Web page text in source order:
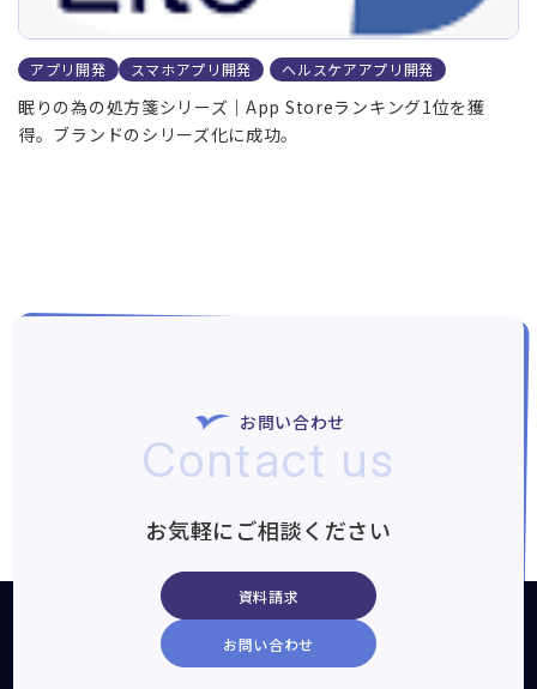
アプリ開発 スマホアプリ開発 ヘルスケアアプリ開発
眠りの為の処方箋シリーズ｜App Storeランキング1位を獲
得。ブランドのシリーズ化に成功。
お問い合わせ
Contact us
お気軽にご相談ください
資料請求
お問い合わせ